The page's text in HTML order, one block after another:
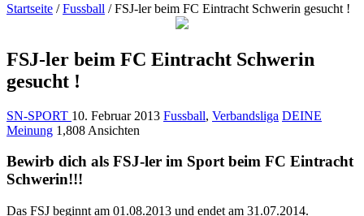
Startseite / Fussball / FSJ-ler beim FC Eintracht Schwerin gesucht !
FSJ-ler beim FC Eintracht Schwerin
gesucht !
SN-SPORT 10. Februar 2013 Fussball, Verbandsliga DEINE
Meinung 1,808 Ansichten
Bewirb dich als FSJ-ler im Sport beim FC Eintracht
Schwerin!!!
Das FSJ beginnt am 01.08.2013 und endet am 31.07.2014.